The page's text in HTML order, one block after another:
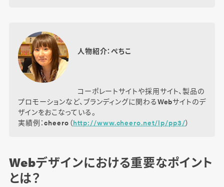
人物紹介：ぺちこ
コーポレートサイトや採用サイト、製品の
プロモーションなど、ブランディングに関わるWebサイトのデ
ザインをおこなっている。
実績例：cheero（http://www.cheero.net/lp/pp3/）
Webデザインにおける重要なポイント
とは？